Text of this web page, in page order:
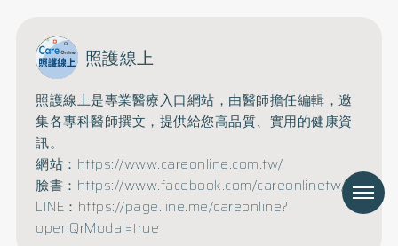
照護線上
照護線上是專業醫療入口網站，由醫師擔任編輯，邀
集各專科醫師撰文，提供給您高品質、實用的健康資
訊。
網站：https://www.careonline.com.tw/
臉書：https://www.facebook.com/careonlinetw/
LINE：https://page.line.me/careonline?
openQrModal=true
Menu